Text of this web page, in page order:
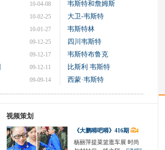
10-04-08
10-02-25
10-01-27
09-12-25
09-12-17
09-12-11
09-09-14
韦斯特和詹姆斯
大卫-韦斯特
韦斯特林
四川韦斯特
韦斯特布鲁克
比斯利 韦斯特
西蒙·韦斯特
视频策划
《大鹏嘚吧嘚》416期
杨丽萍提菜篮逛车展 时尚